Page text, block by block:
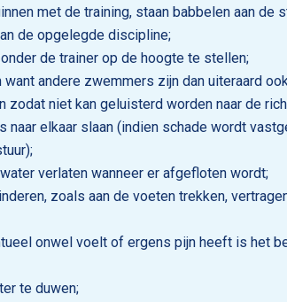
met de training, staan babbelen aan de
de opgelegde discipline;
de trainer op de hoogte te stellen;
want andere zwemmers zijn dan uiteraard
zodat niet kan geluisterd worden naar de
naar elkaar slaan (indien schade wordt
verlaten wanneer er afgefloten wordt;
zoals aan de voeten trekken,
onwel voelt of ergens pijn heeft is het
te duwen;